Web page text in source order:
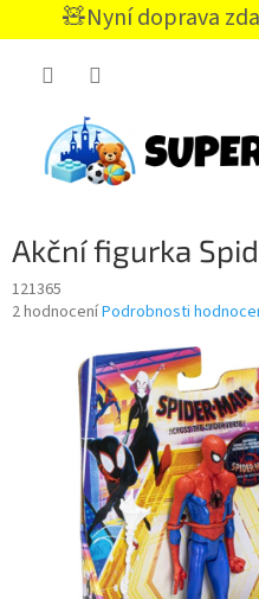
🧸Nyní doprava
CZK
Akční figurka
121365
Průměrné
hvězdiček.
2 hodnoceníPodrobnosti